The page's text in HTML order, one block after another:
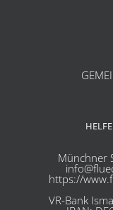
Münchner
https://
VR-Bank